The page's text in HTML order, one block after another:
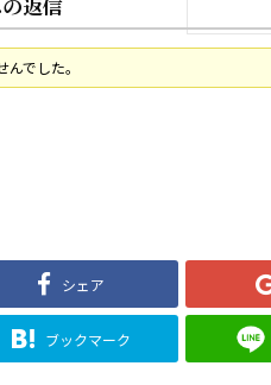
でした。
シェア
ブックマーク